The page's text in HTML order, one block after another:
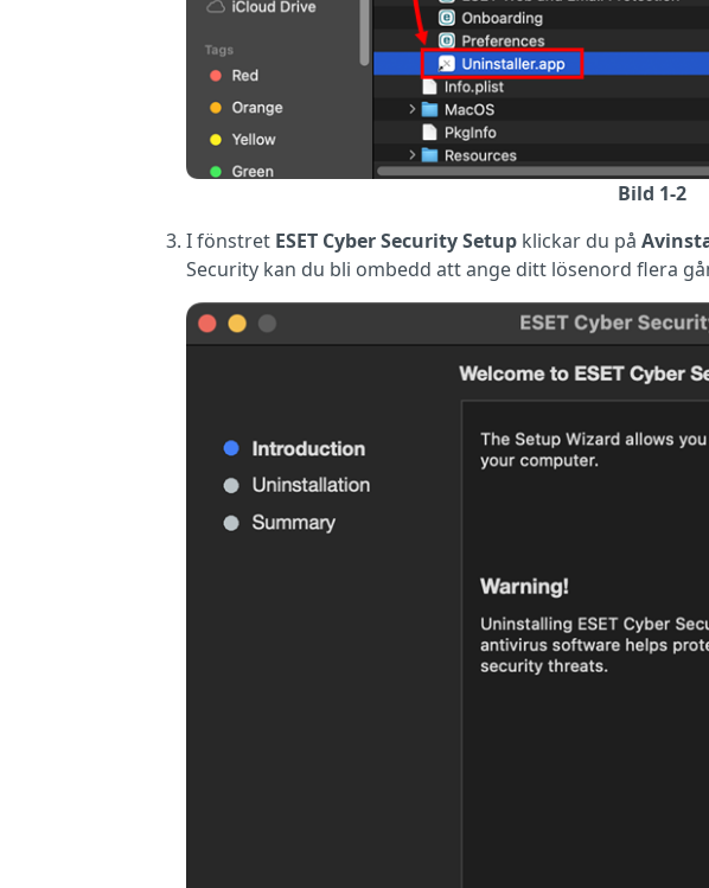
Bild 1-2
I fönstret ESET Cyber Security Setup klickar du på
Security kan du bli ombedd att ange ditt lösenord flera